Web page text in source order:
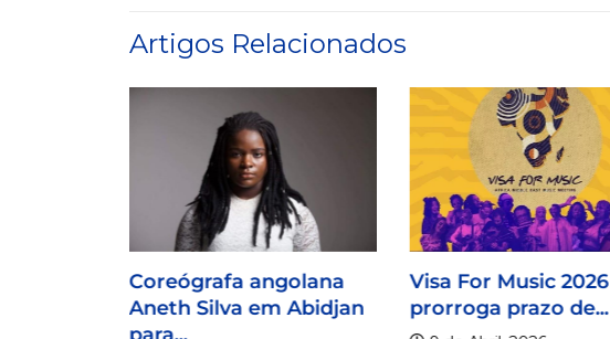
Artigos Relacionados
Coreógrafa angolana
Aneth Silva em Abidjan
Visa For Music 2026
prorroga prazo de...